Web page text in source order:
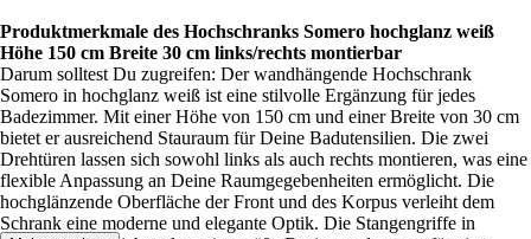
Produktmerkmale des Hochschranks Somero hochglanz weiß
Höhe 150 cm Breite 30 cm links/rechts montierbar
Darum solltest Du zugreifen: Der wandhängende Hochschrank
Somero in hochglanz weiß ist eine stilvolle Ergänzung für jedes
Badezimmer. Mit einer Höhe von 150 cm und einer Breite von 30 cm
bietet er ausreichend Stauraum für Deine Badutensilien. Die zwei
Drehtüren lassen sich sowohl links als auch rechts montieren, was eine
flexible Anpassung an Deine Raumgegebenheiten ermöglicht. Die
hochglänzende Oberfläche der Front und des Korpus verleiht dem
Schrank eine moderne und elegante Optik. Die Stangengriffe in